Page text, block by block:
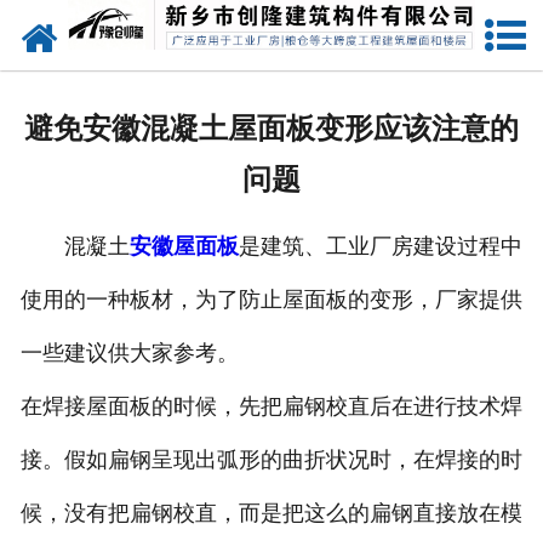
网站首页
成功案例
联系我们
避免安徽混凝土屋面板变形应该注意的
问题
混凝土安徽屋面板是建筑、工业厂房建设过程中
使用的一种板材，为了防止屋面板的变形，厂家提供
一些建议供大家参考。
在焊接屋面板的时候，先把扁钢校直后在进行技术焊
接。假如扁钢呈现出弧形的曲折状况时，在焊接的时
候，没有把扁钢校直，而是把这么的扁钢直接放在模